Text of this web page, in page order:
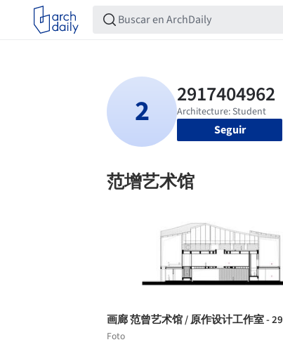
Seguir
范增艺术馆
画廊 范曾艺术馆 / 原作设计工作室 - 29
Foto